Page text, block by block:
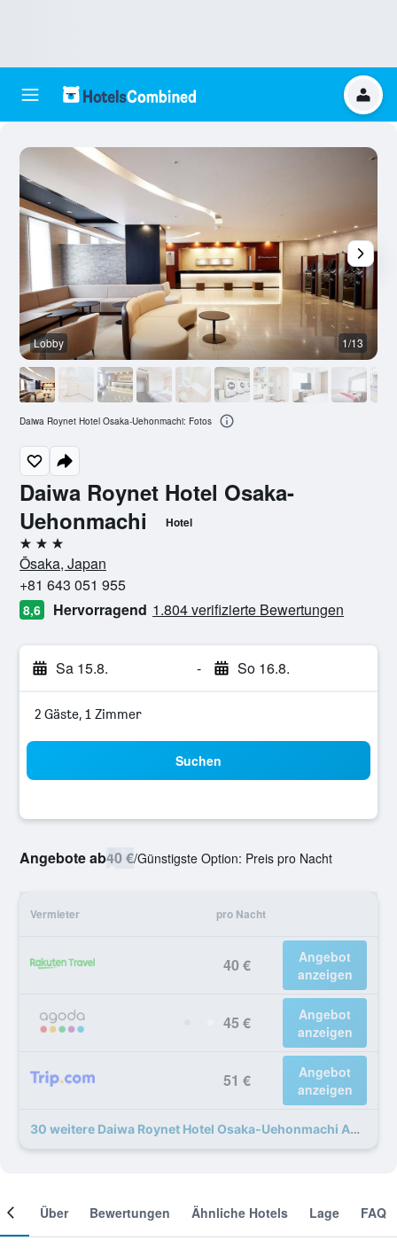
Daiwa Roynet Hotel Osaka-
Uehonmachi
Hotel
3 Sterne
Ōsaka, Japan
+81 643 051 955
8,6 Hervorragend 1.804 verifizierte Bewertungen
Sa 15.8. - So 16.8.
2 Gäste, 1 Zimmer
Suchen
Angebote ab40 €/Günstigste Option: Preis pro Nacht
Vermieter pro Nacht
40 €
Angebot
anzeigen
45 €
Angebot
anzeigen
51 €
Angebot
anzeigen
30 weitere Daiwa Roynet Hotel Osaka-Uehonmachi Angebote
Lobby 1/13
Daiwa Roynet Hotel Osaka-Uehonmachi: Fotos
Über Bewertungen Ähnliche Hotels Lage FAQ